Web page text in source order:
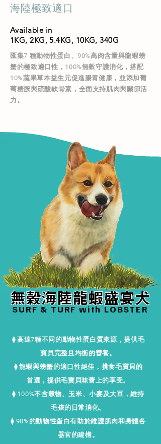
海陸極致適口
Available in
1KG, 2KG, 5.4KG, 10KG, 340G
匯集7 種動物性蛋白、90%高肉含量與龍蝦螃
蟹的極致適口性，100%無穀守護消化，搭配
10%蔬果草本益生元促進腸胃健康，並添加葡
萄糖胺與硫酸軟骨素，全面支持肌肉與關節活
力。
無穀海陸龍蝦盛宴犬
SURF & TURF with LOBSTER
⧫ 高達7種不同的動物性蛋白質來源，提供毛
寶貝完整且均衡的營養。
⧫ 龍蝦與螃蟹的適口性絕佳，挑食毛寶貝的
首選，提供毛寶貝味蕾上的享受。
⧫ 100%不含穀物、玉米、小麥及大豆，維持
毛孩的日常消化。
⧫ 90%的動物性蛋白有助於維護肌肉和身體各
器官的建構。